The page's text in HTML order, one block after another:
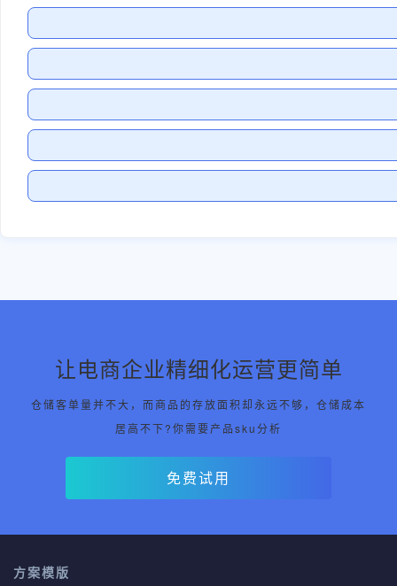
让电商企业精细化运营更简单
仓储客单量并不大，而商品的存放面积却永远不够，仓储成本
居高不下?你需要产品sku分析
免费试用
方案模版